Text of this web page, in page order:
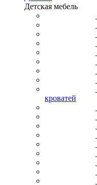
Детская мебель
кроватей